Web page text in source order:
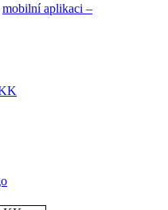
mobilní aplikaci –